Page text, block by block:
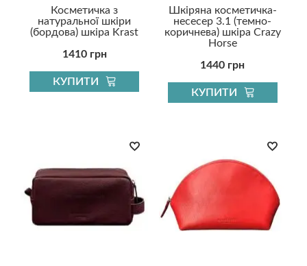
Косметичка з
натуральної шкіри
(бордова) шкіра Krast
1410 грн
КУПИТИ
Шкіряна косметичка-
несесер 3.1 (темно-
коричнева) шкіра Crazy
Horse
1440 грн
КУПИТИ